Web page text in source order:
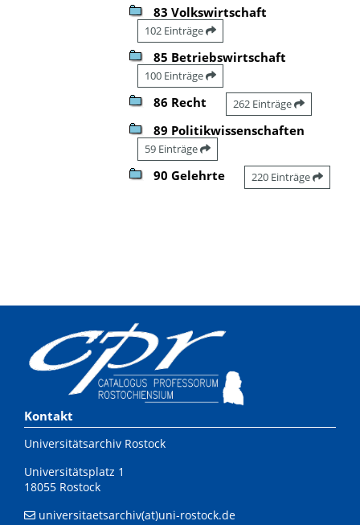
83 Volkswirtschaft
102 Einträge
85 Betriebswirtschaft
100 Einträge
86 Recht 262 Einträge
89 Politikwissenschaften
59 Einträge
90 Gelehrte 220 Einträge
Kontakt
Universitätsarchiv Rostock
Universitätsplatz 1
18055 Rostock
universitaetsarchiv(at)uni-rostock.de